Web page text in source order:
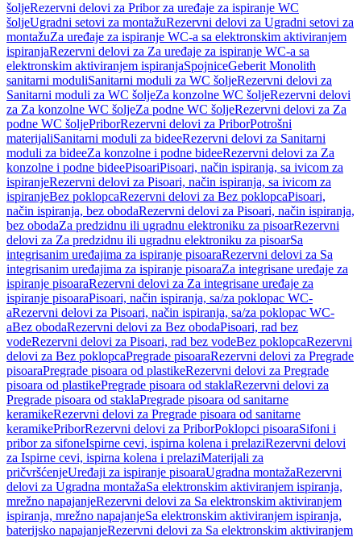
šoljeRezervni delovi za Pribor za uređaje za ispiranje WC
šoljeUgradni setovi za montažuRezervni delovi za Ugradni setovi za
montažuZa uređaje za ispiranje WC-a sa elektronskim aktiviranjem
ispiranjaRezervni delovi za Za uređaje za ispiranje WC-a sa
elektronskim aktiviranjem ispiranjaSpojniceGeberit Monolith
sanitarni moduliSanitarni moduli za WC šoljeRezervni delovi za
Sanitarni moduli za WC šoljeZa konzolne WC šoljeRezervni delovi
za Za konzolne WC šoljeZa podne WC šoljeRezervni delovi za Za
podne WC šoljePriborRezervni delovi za PriborPotrošni
materijaliSanitarni moduli za bideeRezervni delovi za Sanitarni
moduli za bideeZa konzolne i podne bideeRezervni delovi za Za
konzolne i podne bideePisoariPisoari, način ispiranja, sa ivicom za
ispiranjeRezervni delovi za Pisoari, način ispiranja, sa ivicom za
ispiranjeBez poklopcaRezervni delovi za Bez poklopcaPisoari,
način ispiranja, bez obodaRezervni delovi za Pisoari, način ispiranja,
bez obodaZa predzidnu ili ugradnu elektroniku za pisoarRezervni
delovi za Za predzidnu ili ugradnu elektroniku za pisoarSa
integrisanim uređajima za ispiranje pisoaraRezervni delovi za Sa
integrisanim uređajima za ispiranje pisoaraZa integrisane uređaje za
ispiranje pisoaraRezervni delovi za Za integrisane uređaje za
ispiranje pisoaraPisoari, način ispiranja, sa/za poklopac WC-
aRezervni delovi za Pisoari, način ispiranja, sa/za poklopac WC-
aBez obodaRezervni delovi za Bez obodaPisoari, rad bez
vodeRezervni delovi za Pisoari, rad bez vodeBez poklopcaRezervni
delovi za Bez poklopcaPregrade pisoaraRezervni delovi za Pregrade
pisoaraPregrade pisoara od plastikeRezervni delovi za Pregrade
pisoara od plastikePregrade pisoara od staklaRezervni delovi za
Pregrade pisoara od staklaPregrade pisoara od sanitarne
keramikeRezervni delovi za Pregrade pisoara od sanitarne
keramikePriborRezervni delovi za PriborPoklopci pisoaraSifoni i
pribor za sifoneIspirne cevi, ispirna kolena i prelaziRezervni delovi
za Ispirne cevi, ispirna kolena i prelaziMaterijali za
pričvršćenjeUređaji za ispiranje pisoaraUgradna montažaRezervni
delovi za Ugradna montažaSa elektronskim aktiviranjem ispiranja,
mrežno napajanjeRezervni delovi za Sa elektronskim aktiviranjem
ispiranja, mrežno napajanjeSa elektronskim aktiviranjem ispiranja,
baterijsko napajanjeRezervni delovi za Sa elektronskim aktiviranjem